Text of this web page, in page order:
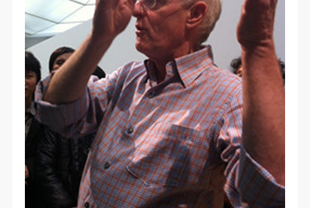
（1）、本协议未尽事宜，经双方友好协商后可作为
本协议的补充协议，并不得违反相关法律法规规定。
（2）、本协议自甲乙双方签字（盖章）、勾选之日
起生效。
（3）、本协议包括纸质档和电子档，纸质档—式二
份，甲乙双方各执一份，均具有同等法律效力。
活动参与者意味着接受并承担本协议的全部义务，未
同意者意味着放弃参加此次活动的权利。凡参加这次
活动前，必须事先与自己的家属沟通，取得家属同
意，同时知晓并同意本免责声明。参加者签名/勾选
（1）、本协议未尽事宜，经双方友好协商后可作为
本协议的补充协议，并不得违反相关法律法规规定。
（2）、本协议自甲乙双方签字（盖章）、勾选之日
起生效。
（3）、本协议包括纸质档和电子档，纸质档—式二
份，甲乙双方各执一份，均具有同等法律效力。
活动参与者意味着接受并承担本协议的全部义务，未
同意者意味着放弃参加此次活动的权利。凡参加这次
活动前，必须事先与自己的家属沟通，取得家属同
意，同时知晓并同意本免责声明。参加者签名/勾选
（1）、本协议未尽事宜，经双方友好协商后可作为
本协议的补充协议，并不得违反相关法律法规规定。
（2）、本协议自甲乙双方签字（盖章）、勾选之日
起生效。
（3）、本协议包括纸质档和电子档，纸质档—式二
份，甲乙双方各执一份，均具有同等法律效力。
活动参与者意味着接受并承担本协议的全部义务，未
同意者意味着放弃参加此次活动的权利。凡参加这次
活动前，必须事先与自己的家属沟通，取得家属同
意，同时知晓并同意本免责声明。参加者签名/勾选
手机号码
发送验证码
手机号码将作为您的登录账号
验证码
登录
可使用雅昌艺术网会员账户登录